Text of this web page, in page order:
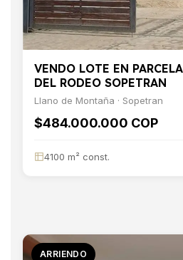
VENDO LOTE EN
DEL RODEO SOPETRAN
Llano de Montaña · Sopetran
$484.000.000 COP
4100 m² const.
ARRIENDO